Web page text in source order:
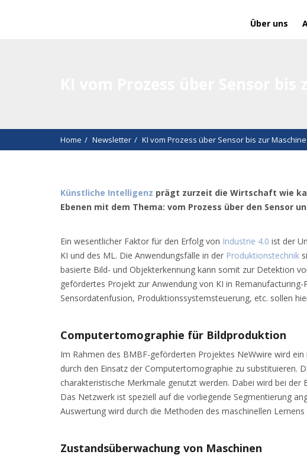
Über uns
Home Newsletter KI vom Prozess über Sensor bis zur Maschine
Künstliche Intelligenz prägt zurzeit die Wirtschaft wie
Ebenen mit dem Thema: vom Prozess über den Sensor
Ein wesentlicher Faktor für den Erfolg von Industrie 4.0 ist der
KI und des ML. Die Anwendungsfälle in der Produktionstechnik
basierte Bild- und Objekterkennung kann somit zur Detektion
gefördertes Projekt zur Anwendung von KI in
Sensordatenfusion, Produktionssystemsteuerung, etc. sollen
Computertomographie für Bildproduktion
Im Rahmen des BMBF-geförderten Projektes NeWwire wird
durch den Einsatz der Computertomographie zu substituieren.
charakteristische Merkmale genutzt werden. Dabei wird bei
Das Netzwerk ist speziell auf die vorliegende Segmentierung
Auswertung wird durch die Methoden des maschinellen
Zustandsüberwachung von Maschinen